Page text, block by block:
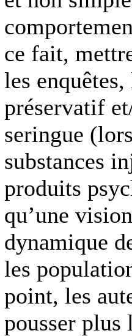
ce fait,
les
préservatif
seringue
substances
produits
qu’une
dynamique
les
point, les
pousser